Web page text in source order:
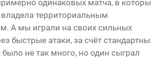
одинаковых матча, в
территориальным
А мы играли на своих сильных
быстрые атаки, за счёт
не так много, но один сыграл